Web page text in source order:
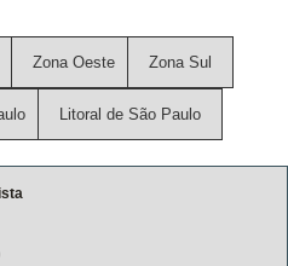
Zona Oeste Zona Sul
Litoral de São Paulo